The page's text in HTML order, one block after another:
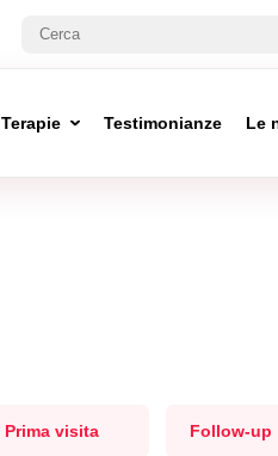
Terapie Testimonianze Le
Prima visita Follow-up